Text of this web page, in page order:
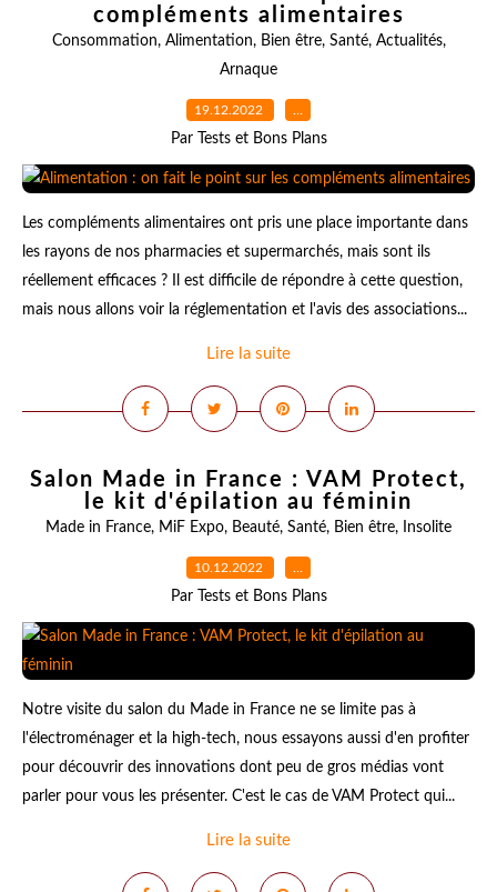
compléments alimentaires
Consommation, Alimentation, Bien être, Santé, Actualités,
Arnaque
19.12.2022 …
Par Tests et Bons Plans
Les compléments alimentaires ont pris une place importante dans
les rayons de nos pharmacies et supermarchés, mais sont ils
réellement efficaces ? Il est difficile de répondre à cette question,
mais nous allons voir la réglementation et l'avis des associations...
Lire la suite
Salon Made in France : VAM Protect,
le kit d'épilation au féminin
Made in France, MiF Expo, Beauté, Santé, Bien être, Insolite
10.12.2022 …
Par Tests et Bons Plans
Notre visite du salon du Made in France ne se limite pas à
l'électroménager et la high-tech, nous essayons aussi d'en profiter
pour découvrir des innovations dont peu de gros médias vont
parler pour vous les présenter. C'est le cas de VAM Protect qui...
Lire la suite